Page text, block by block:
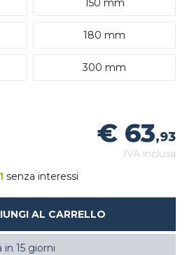
150 mm
180 mm
300 mm
€ 63,93
IVA inclusa
senza interessi
AL CARRELLO
15 giorni